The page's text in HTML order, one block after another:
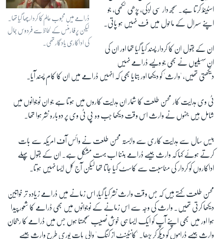
ڈرامے میں محبوب عالم کا کردار چھا گیا تھا۔
لیکن پرفارمنس کے لحاظ سے فردوس جمال
کی اداکاری یادگار تھی۔
اسٹینڈ کرتا ہے۔ سمجھ دار سی لڑکی، پڑھی لکھی، جو
اپنے سسرال کے ماحول میں فٹ نہیں ہو پاتی۔
ان کے بقول ان کا کردار پسند کیا گیا تھا اور ان کی
ان سہیلیوں نے بھی جو ویسے ڈرامے نہیں
دیکھتی تھیں، 'وارث' کو دیکھا اور بتایا بھی کہ انہیں ڈرامے میں ان کا کام پسند آیا۔
ٹی وی ہدایت کار محسن طلعت کا شمار ان ہدایت کاروں میں ہوتا ہے جو ان نوجوانوں میں
شامل ہیں جنہوں نے وارث اس وقت دیکھا جب وہ پی ٹی وی پر دوبارہ نشر ہوا تھا۔
بیس سال سے ہدایت کاری سے وابستہ محسن طلعت نے وائس آف امریکہ سے بات
کرتے ہوئے کہا کہ وارث جیسے ڈرامے بننا اب بہت مشکل ہے۔ ان کے بقول پہلے
اداکاروں کو کردار کی مناسبت سے کاسٹ کیا جاتا تھا لیکن آج کل ایسا نہیں ہوتا۔
محسن طلعت کہتے ہیں کہ جس وقت وارث نشر کیا گیا، اس زمانے میں ڈرامے زیادہ تر خواتین
دیکھا کرتی تھیں۔ وارث کی وجہ سے اس زمانے کے نوجوانوں میں بھی ڈرامے کا شعور پیدا
ہوا اور میں بھی اپنے آپ کو ایک ایسا ہی خوش نصیب سمجھتا ہوں جس میں ڈرامے کا رجحان
وارث جیسے ڈراموں کو دیکھ کر بڑھا۔ 'کانٹینٹ از کنگ' والی بات پوری طرح وارث جیسے